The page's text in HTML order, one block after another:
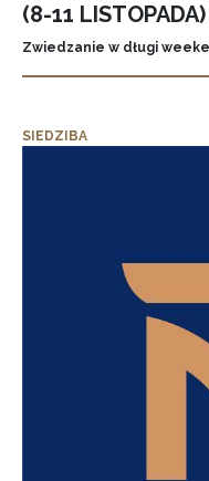
(8-11 LISTOPADA)
Zwiedzanie w długi
SIEDZIBA